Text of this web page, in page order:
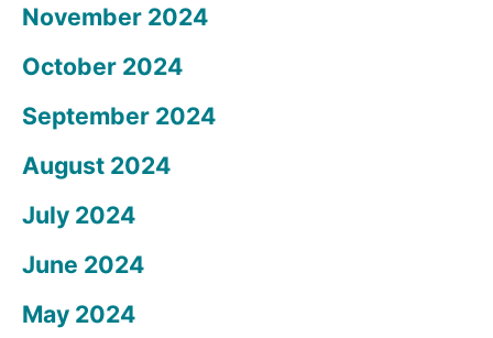
November 2024
October 2024
September 2024
August 2024
July 2024
June 2024
May 2024